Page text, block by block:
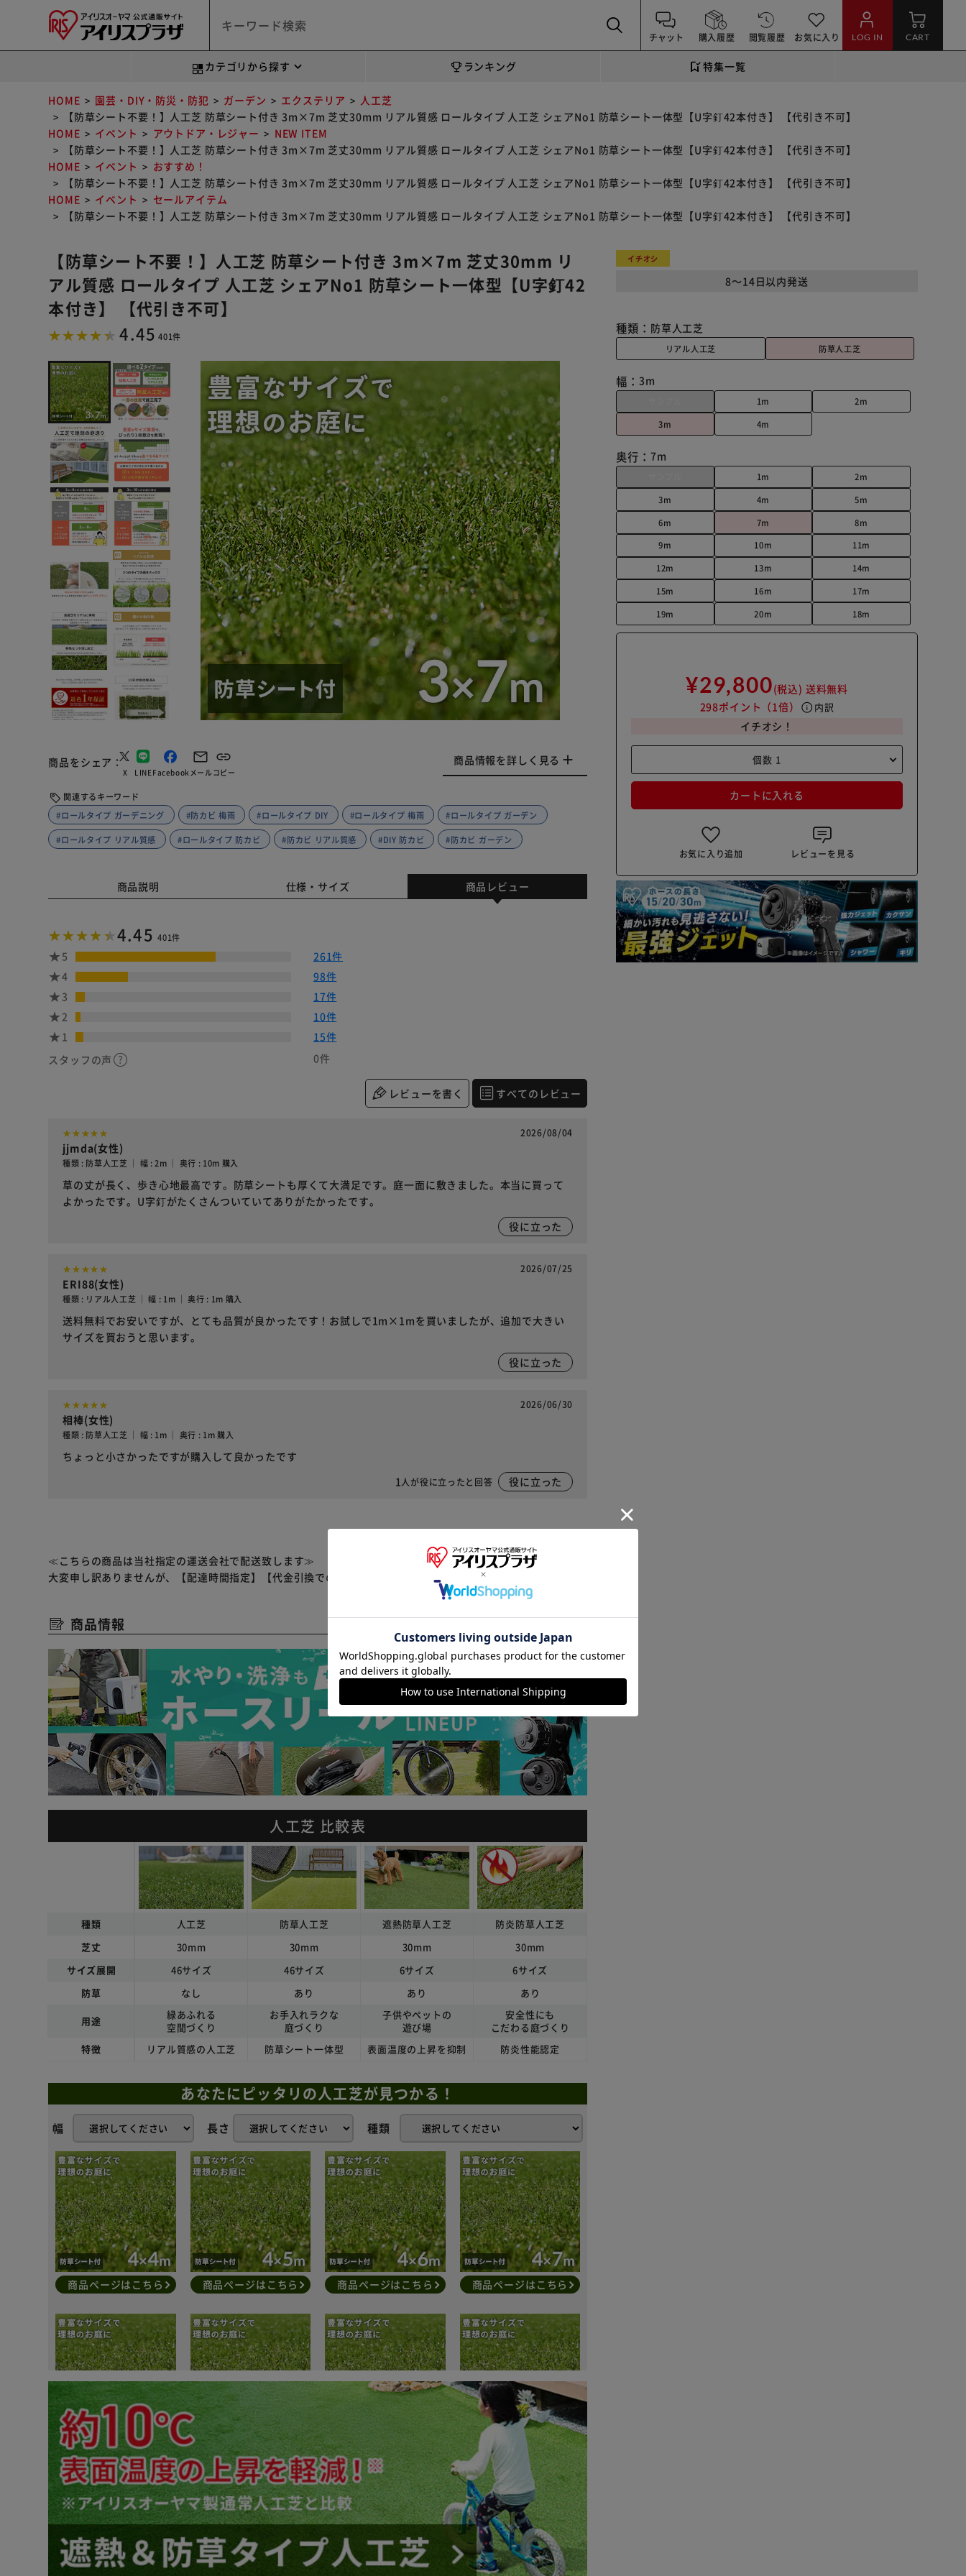
チャット 購入履歴 閲覧履歴 お気に入り LOG IN CART
カテゴリから探す ランキング 特集一覧
HOME 園芸・DIY・防災・防犯 ガーデン エクステリア
人工芝
【防草シート不要！】人工芝 防草シート付き 3m×7m 芝丈30mm リアル質感 ロールタイプ 人工芝 シェアNo1 防草シート一体型【U字釘42本付き】 【代引き不可】
HOME
イベント アウトドア・レジャー
NEW ITEM
【防草シート不要！】人工芝 防草シート付き 3m×7m 芝丈30mm リアル質感 ロールタイプ 人工芝 シェアNo1 防草シート一体型【U字釘42本付き】 【代引き不可】
HOME
イベント
おすすめ！
【防草シート不要！】人工芝 防草シート付き 3m×7m 芝丈30mm リアル質感 ロールタイプ 人工芝 シェアNo1 防草シート一体型【U字釘42本付き】 【代引き不可】
HOME
イベント
セールアイテム
【防草シート不要！】人工芝 防草シート付き 3m×7m 芝丈30mm リアル質感 ロールタイプ 人工芝 シェアNo1 防草シート一体型【U字釘42本付き】 【代引き不可】
【防草シート不要！】人工芝 防草シート付き 3m×7m 芝丈30mm リ
アル質感 ロールタイプ 人工芝 シェアNo1 防草シート一体型【U字釘42
本付き】 【代引き不可】
4.45 401件
商品をシェア
X LINEFacebookメールコピー
商品情報を詳しく見る
関連するキーワード
#ロールタイプ ガーデニング
#防カビ 梅雨 #ロールタイプ DIY #ロールタイプ 梅雨 #ロールタイプ ガーデン
#ロールタイプ リアル質感 #ロールタイプ 防カビ #防カビ リアル質感 #DIY 防カビ #防カビ ガーデン
イチオシ
8～14日以内発送
種類： 防草人工芝
リアル人工芝 防草人工芝
幅：3m
1m
2m
3m
4m
奥行： 7m
1m
2m
3m
4m
5m
6m
7m
8m
9m
10m
11m
12m
13m
14m
15m
16m
17m
19m
20m 18m
¥29,800(税込) 送料無料
298ポイント （1倍） info 内訳
イチオシ！
カートに入れる
お気に入り追加 レビューを見る
商品説明 仕様・サイズ 商品レビュー
4.45 401件
5
261件
4
98件
3
17件
2
10件
1
15件
スタッフの声
0件
レビューを書く すべてのレビュー
2026/08/04
jjmda(女性)
種類 : 防草人工芝 ｜ 幅 : 2m ｜ 奥行 : 10m 購入
草の丈が長く、歩き心地最高です。防草シートも厚くて大満足です。庭一面に敷きました。本当に買って
よかったです。U字釘がたくさんついていてありがたかったです。
役に立った
2026/07/25
ERI88(女性)
種類 : リアル人工芝 ｜ 幅 : 1m ｜ 奥行 : 1m 購入
送料無料でお安いですが、とても品質が良かったです！お試しで1m×1mを買いましたが、追加で大きい
サイズを買おうと思います。
役に立った
2026/06/30
相棒(女性)
種類 : 防草人工芝 ｜ 幅 : 1m ｜ 奥行 : 1m 購入
ちょっと小さかったですが購入して良かったです
1人が役に立ったと回答 役に立った
≪こちらの商品は当社指定の運送会社で配送致します≫
大変申し訳ありませんが、【配達時間指定】【代金引換でのお支払】は出来ません。ご了承ください。
商品情報
人工芝 比較表
種類 人工芝 防草人工芝 遮熱防草人工芝
防炎防草人工芝
芝丈
30mm 30mm 30mm
30mm
サイズ展開
46サイズ 46サイズ 6サイズ
6サイズ
防草
なし あり あり あり
用途
緑あふれる
空間づくり
お手入れラクな
庭づくり
子供やペットの
遊び場
安全性にも
こだわる庭づくり
特徴
リアル質感の人工芝 防草シート一体型 表面温度の上昇を抑制 防炎性能認定
あなたにピッタリの人工芝が見つかる！
幅 長さ 種類
商品ページはこちら 商品ページはこちら 商品ページはこちら 商品ページはこちら
商品ページはこちら 商品ページはこちら 商品ページはこちら 商品ページはこちら
商品ページはこちら 商品ページはこちら 商品ページはこちら 商品ページはこちら
商品ページはこちら 商品ページはこちら 商品ページはこちら 商品ページはこちら
※ご確認ください